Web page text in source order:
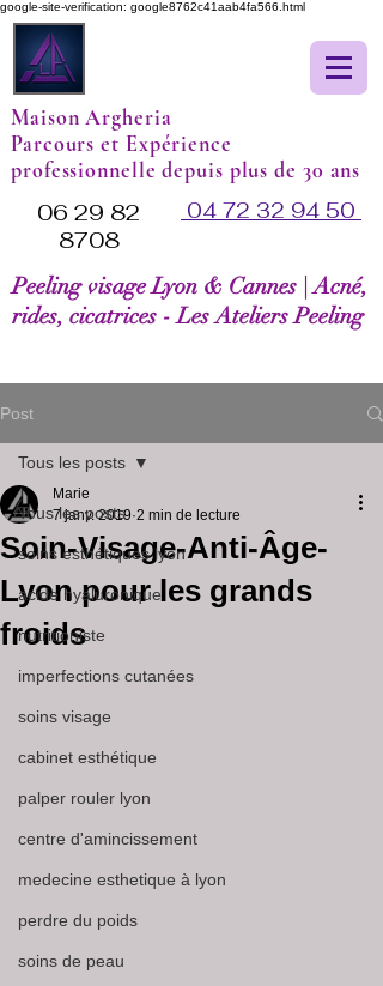
google-site-verification: google8762c41aab4fa566.html
Maison Argheria
Parcours et Expérience
professionnelle depuis plus de 30 ans
06 29 82
8708
04 72 32 94 50
Peeling visage Lyon & Cannes | Acné,
rides, cicatrices - Les Ateliers Peeling
Post
Tous les posts
soins esthétiques lyon
acide hyaluronique
nutritioniste
imperfections cutanées
soins visage
cabinet esthétique
palper rouler lyon
centre d'amincissement
medecine esthetique à lyon
perdre du poids
soins de peau
Tous les posts
Soin-Visage-Anti-Âge-
Lyon pour les grands
froids
Marie
7 janv. 2019 2 min de lecture